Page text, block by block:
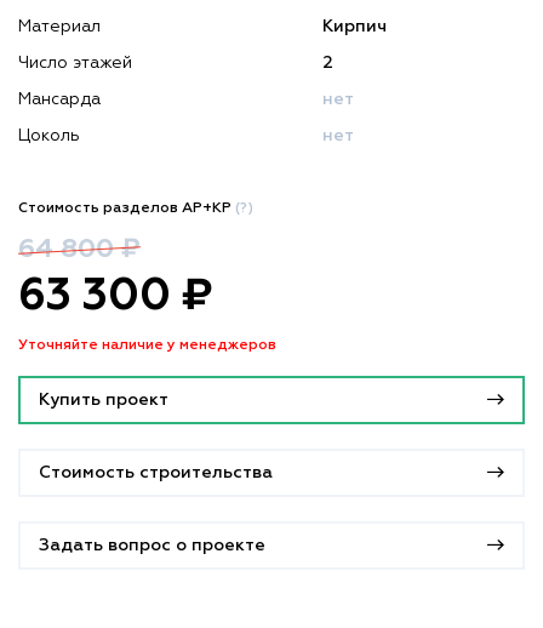
Материал Кирпич
Число этажей 2
Мансарда нет
Цоколь нет
Стоимость разделов АР+КР (?)
64 800 ₽
63 300 ₽
Уточняйте наличие у менеджеров
Купить проект
Стоимость строительства
Задать вопрос о проекте